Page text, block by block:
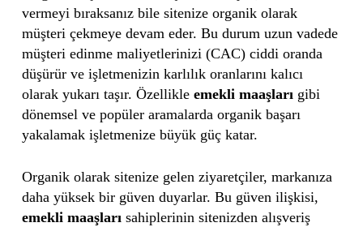
vermeyi bıraksanız bile sitenize organik olarak
müşteri çekmeye devam eder. Bu durum uzun vadede
müşteri edinme maliyetlerinizi (CAC) ciddi oranda
düşürür ve işletmenizin karlılık oranlarını kalıcı
olarak yukarı taşır. Özellikle emekli maaşlarıgibi
dönemsel ve popüler aramalarda organik başarı
yakalamak işletmenize büyük güç katar.
Organik olarak sitenize gelen ziyaretçiler, markanıza
daha yüksek bir güven duyarlar. Bu güven ilişkisi,
emekli maaşlarısahiplerinin sitenizden alışveriş